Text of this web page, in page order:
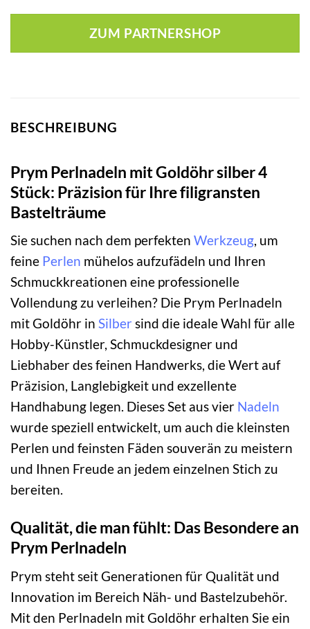
ZUM PARTNERSHOP
BESCHREIBUNG
Prym Perlnadeln mit Goldöhr silber 4
Stück: Präzision für Ihre filigransten
Bastelträume
Sie suchen nach dem perfekten Werkzeug, um
feine Perlen mühelos aufzufädeln und Ihren
Schmuckkreationen eine professionelle
Vollendung zu verleihen? Die Prym Perlnadeln
mit Goldöhr in Silber sind die ideale Wahl für alle
Hobby-Künstler, Schmuckdesigner und
Liebhaber des feinen Handwerks, die Wert auf
Präzision, Langlebigkeit und exzellente
Handhabung legen. Dieses Set aus vier Nadeln
wurde speziell entwickelt, um auch die kleinsten
Perlen und feinsten Fäden souverän zu meistern
und Ihnen Freude an jedem einzelnen Stich zu
bereiten.
Qualität, die man fühlt: Das Besondere an
Prym Perlnadeln
Prym steht seit Generationen für Qualität und
Innovation im Bereich Näh- und Bastelzubehör.
Mit den Perlnadeln mit Goldöhr erhalten Sie ein